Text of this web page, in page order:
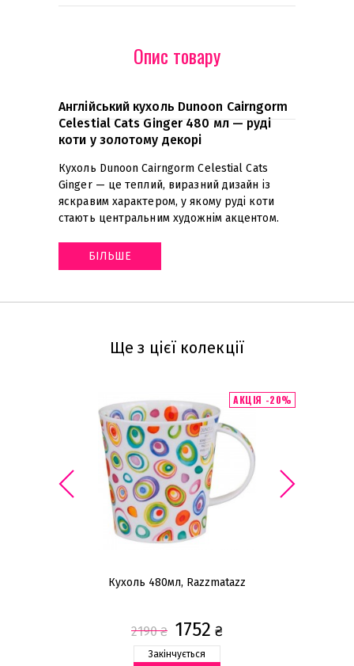
Опис товару
Англійський кухоль Dunoon Cairngorm
Celestial Cats Ginger 480 мл — руді
коти у золотому декорі
Кухоль Dunoon Cairngorm Celestial Cats
Ginger — це теплий, виразний дизайн із
яскравим характером, у якому руді коти
стають центральним художнім акцентом.
БІЛЬШЕ
Ще з цієї колекції
АКЦІЯ -20%
Кухоль 480мл, Razzmatazz
2190₴ 1752 ₴
Закінчується